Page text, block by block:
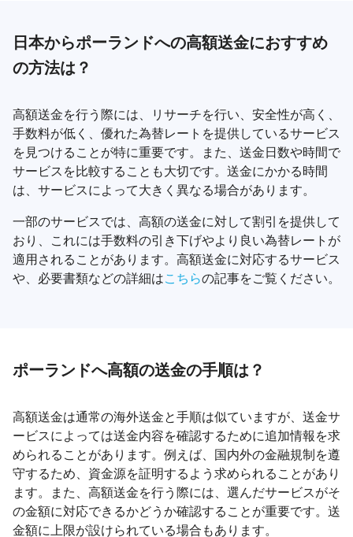
日本からポーランドへの高額送金におすすめ
の方法は？
高額送金を行う際には、リサーチを行い、安全性が高く、
手数料が低く、優れた為替レートを提供しているサービス
を見つけることが特に重要です。また、送金日数や時間で
サービスを比較することも大切です。送金にかかる時間
は、サービスによって大きく異なる場合があります。
一部のサービスでは、高額の送金に対して割引を提供して
おり、これには手数料の引き下げやより良い為替レートが
適用されることがあります。高額送金に対応するサービス
や、必要書類などの詳細はこちらの記事をご覧ください。
ポーランドへ高額の送金の手順は？
高額送金は通常の海外送金と手順は似ていますが、送金サ
ービスによっては送金内容を確認するために追加情報を求
められることがあります。例えば、国内外の金融規制を遵
守するため、資金源を証明するよう求められることがあり
ます。また、高額送金を行う際には、選んだサービスがそ
の金額に対応できるかどうか確認することが重要です。送
金額に上限が設けられている場合もあります。